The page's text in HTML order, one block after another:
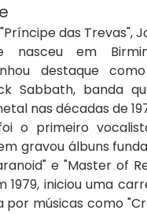
das Trevas",
nasceu em
destaque
Sabbath, banda
nas décadas de
o primeiro
gravou álbuns
e "Master of
1979, iniciou uma
por músicas como